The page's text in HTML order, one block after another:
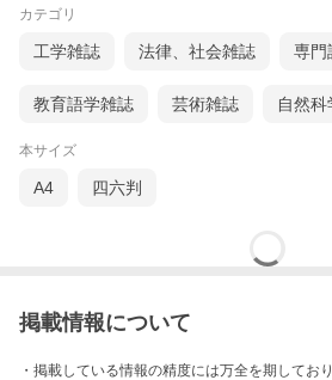
カテゴリ
工学雑誌 法律、社会雑誌 専門
教育語学雑誌 芸術雑誌 自然
本サイズ
A4 四六判
掲載情報について
・掲載している情報の精度には万全を期してお